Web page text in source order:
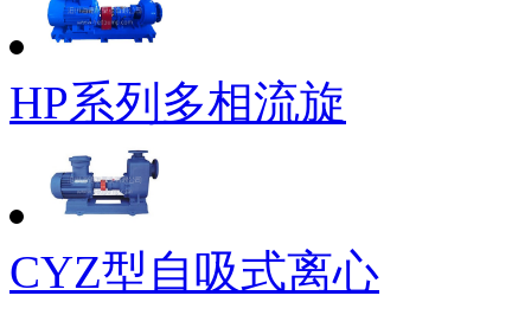
HP系列多相流旋
CYZ型自吸式离心